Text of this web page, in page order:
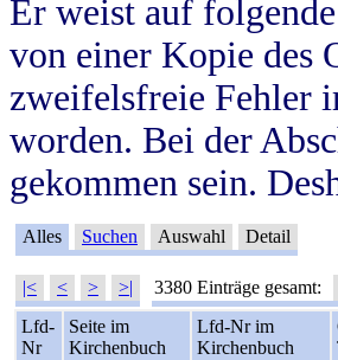
Er weist auf
von einer Kopie des
zweifelsfreie Fehler
worden. Bei der
gekommen sein.
Alles Suchen Auswahl Detail
|< < > >| 3380 Einträge gesamt:
Lfd-
Nr
Seite im
Kirchenbuch
Lfd-Nr im
Kirchenbuch